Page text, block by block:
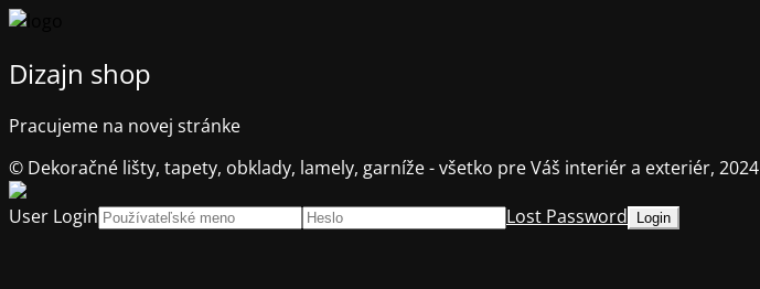
Dizajn shop
Pracujeme na novej stránke
© Dekoračné lišty, tapety, obklady, lamely, garníže - všetko pre Váš interiér a exteriér, 2024
User Login
Lost Password